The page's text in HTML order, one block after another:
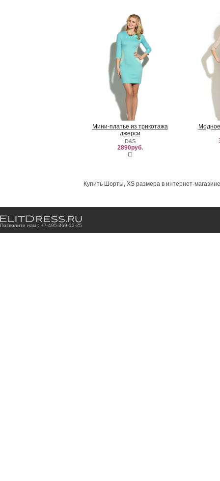
Мини-платье из трикотажа
джерси
D&S
2890руб.
Купить Шорты, XS размера в интернет-
Позвоните нам : +7-495-369-13-25